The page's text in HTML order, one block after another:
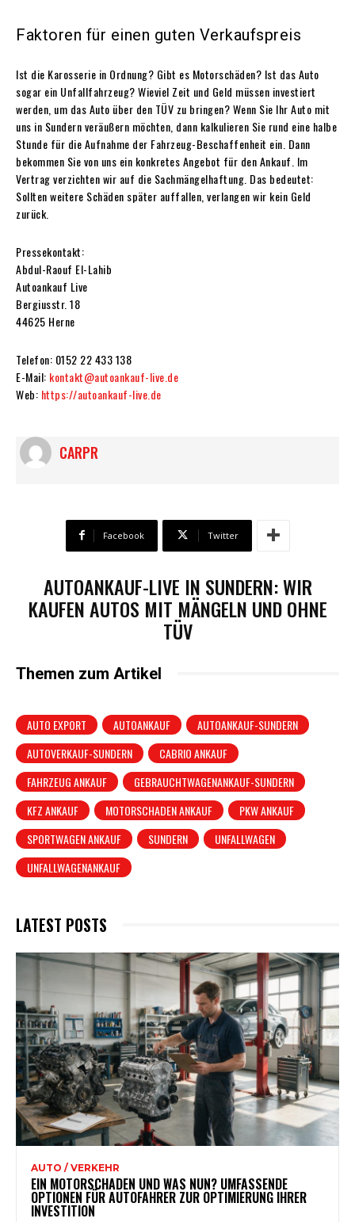
Faktoren für einen guten Verkaufspreis
Ist die Karosserie in Ordnung? Gibt es Motorschäden? Ist das Auto
sogar ein Unfallfahrzeug? Wieviel Zeit und Geld müssen investiert
werden, um das Auto über den TÜV zu bringen? Wenn Sie Ihr Auto mit
uns in Sundern veräußern möchten, dann kalkulieren Sie rund eine halbe
Stunde für die Aufnahme der Fahrzeug-Beschaffenheit ein. Dann
bekommen Sie von uns ein konkretes Angebot für den Ankauf. Im
Vertrag verzichten wir auf die Sachmängelhaftung. Das bedeutet:
Sollten weitere Schäden später auffallen, verlangen wir kein Geld
zurück.
Pressekontakt:
Abdul-Raouf El-Lahib
Autoankauf Live
Bergiusstr. 18
44625 Herne
Telefon: 0152 22 433 138
E-Mail: kontakt@autoankauf-live.de
Web: https://autoankauf-live.de
CARPR
Facebook Twitter
AUTOANKAUF-LIVE IN SUNDERN: WIR
KAUFEN AUTOS MIT MÄNGELN UND OHNE
TÜV
Themen zum Artikel
AUTO EXPORT AUTOANKAUF
AUTOANKAUF-SUNDERN
AUTOVERKAUF-SUNDERN
CABRIO ANKAUF
FAHRZEUG ANKAUF
GEBRAUCHTWAGENANKAUF-SUNDERN
KFZ ANKAUF
MOTORSCHADEN ANKAUF
PKW ANKAUF
SPORTWAGEN ANKAUF
SUNDERN
UNFALLWAGEN
UNFALLWAGENANKAUF
LATEST POSTS
AUTO / VERKEHR
EIN MOTORSCHADEN UND WAS NUN? UMFASSENDE
OPTIONEN FÜR AUTOFAHRER ZUR OPTIMIERUNG IHRER
INVESTITION